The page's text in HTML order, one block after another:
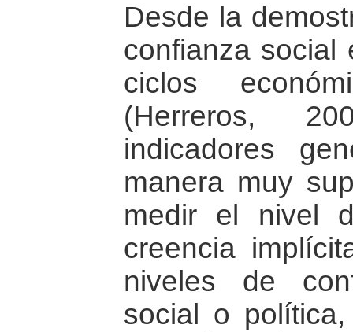
Desde la
confianza social
ciclos
(Herreros,
indicadores
manera muy
medir el nivel
creencia
niveles de
social o